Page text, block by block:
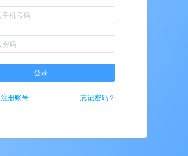
登录
忘记密码？
注册账号